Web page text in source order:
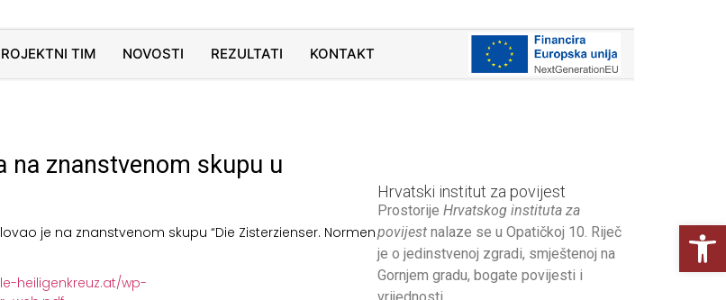
TIM NOVOSTI REZULTATI KONTAKT
na znanstvenom skupu u
je na znanstvenom skupu “Die Zisterzienser. Normen
heiligenkreuz.at/wp-
Hrvatski institut za povijest
Prostorije Hrvatskog instituta za
povijest nalaze se u Opatičkoj 10. Riječ
je o jedinstvenoj zgradi, smještenoj na
Gornjem gradu, bogate povijesti i